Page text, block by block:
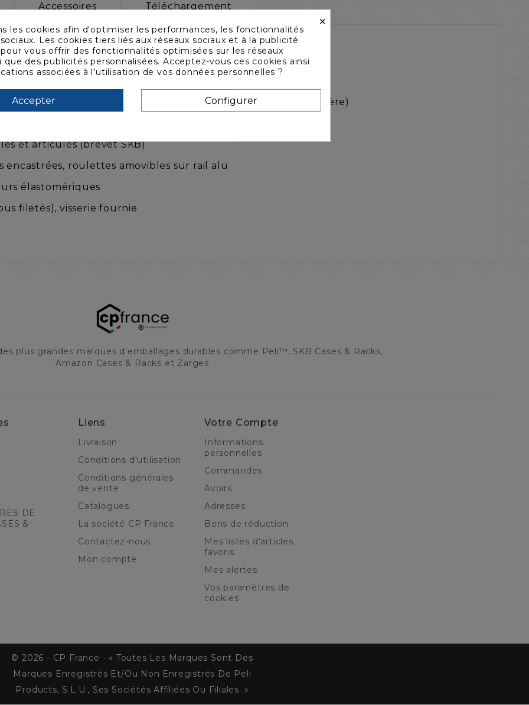
Accessoires Téléchargement
plus vendus au monde !
x 8 U x 876 mm (montants 19" avant à fond du couvercle arrière)
rotomoulé
et articulés (brevet SKB)
roulettes amovibles sur rail alu
élastomériques
filetés), visserie fournie
plus grandes marques d'emballages durables comme Peli™, SKB Cases & Racks,
Amazon Cases & Racks et Zarges
DE
&
Liens
Livraison
Conditions d'utilisation
Conditions générales
de vente
Catalogues
La société CP France
Contactez-nous
Mon compte
Votre Compte
Informations
personnelles
Commandes
Avoirs
Adresses
Bons de réduction
Mes listes d'articles
favoris
Mes alertes
Vos paramètres de
cookies
© 2026 - CP France - « Toutes Les Marques Sont Des
Marques Enregistrés Et/ou Non Enregistrés De Peli
Products, S.L.U., Ses Sociétés Affiliées Ou Filiales. »
×
les cookies afin d'optimiser les performances, les fonctionnalités
Les cookies tiers liés aux réseaux sociaux et à la publicité
vous offrir des fonctionnalités optimisées sur les réseaux
que des publicités personnalisées. Acceptez-vous ces cookies ainsi
associées à l'utilisation de vos données personnelles ?
Accepter Configurer